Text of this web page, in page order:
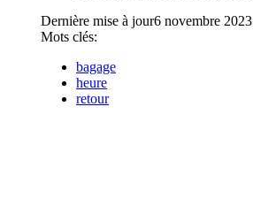
Dernière mise à jour6 novembre 2023
Mots clés:
bagage
heure
retour